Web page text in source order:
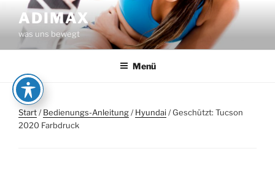
Inhalt
springen
ADIMAX
was uns bewegt
Menü
Start/Bedienungs-Anleitung/Hyundai / Geschützt: Tucson
2020 Farbdruck